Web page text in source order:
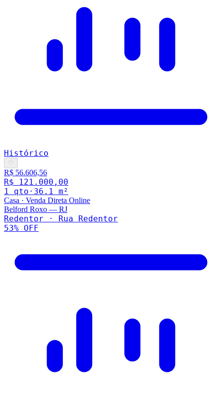
Histórico
♡
R$ 56.606,56
R$ 121.000,00
1 qto · 36.1 m²
Casa · Venda Direta Online
Belford Roxo — RJ
Redentor · Rua Redentor
53% OFF